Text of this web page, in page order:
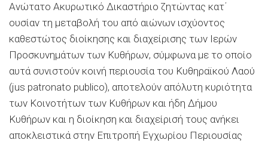
Ανώτατο Ακυρωτικό Δικαστήριο ζητώντας κατ΄
ουσίαν τη μεταβολή του από αιώνων ισχύοντος
καθεστώτος διοίκησης και διαχείρισης των Ιερών
Προσκυνημάτων των Κυθήρων, σύμφωνα με το οποίο
αυτά συνιστούν κοινή περιουσία του Κυθηραϊκού Λαού
(jus patronato publico), αποτελούν απόλυτη κυριότητα
των Κοινοτήτων των Κυθήρων και ήδη Δήμου
Κυθήρων και η διοίκηση και διαχείρισή τους ανήκει
αποκλειστικά στην Επιτροπή Εγχωρίου Περιουσίας